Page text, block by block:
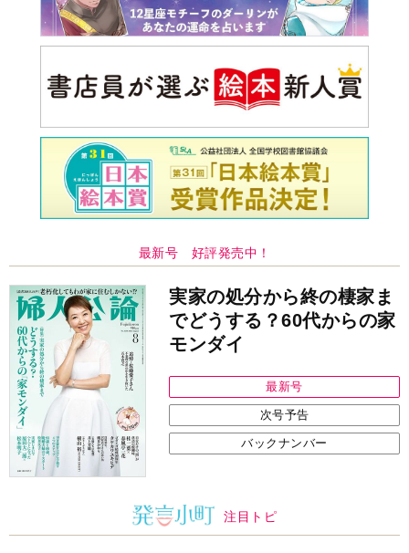
最新号 好評発売中！
実家の処分から終の棲家ま
でどうする？60代からの家
モンダイ
最新号
次号予告
バックナンバー
注目トピ